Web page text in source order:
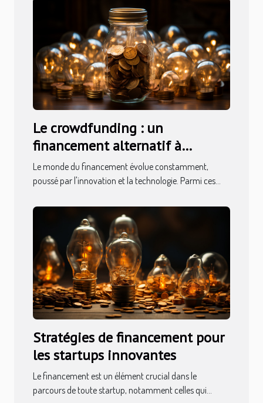
Le crowdfunding : un
financement alternatif à
explorer
Le monde du financement évolue constamment,
poussé par l'innovation et la technologie. Parmi ces...
Stratégies de financement pour
les startups innovantes
Le financement est un élément crucial dans le
parcours de toute startup, notamment celles qui...